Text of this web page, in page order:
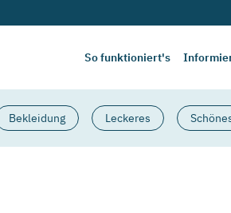
So funktioniert's
Bekleidung Leckeres